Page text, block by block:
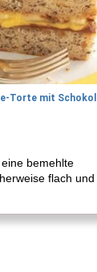
bemehlte
flach und